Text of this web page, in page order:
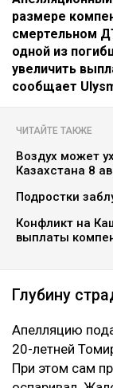
смертельном
одной из
увеличить
ЧИТАЙТЕ ТАКЖЕ
Воздух может
Казахстана 8
Подростки